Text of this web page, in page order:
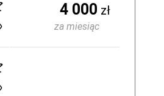
4 000 zł
za miesiąc